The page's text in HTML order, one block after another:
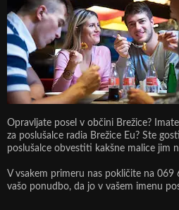
Opravljate posel v občini Brežice?
za poslušalce radia Brežice Eu? Ste
poslušalce obvestiti kakšne malice jim
V vsakem primeru nas pokličite na
vašo ponudbo, da jo v vašem imenu